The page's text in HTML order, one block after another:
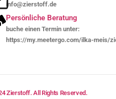
info@zierstoff.de
Persönliche Beratung
buche einen Termin unter:
https://my.meetergo.com/ilka-meis/
Zierstoff. All Rights Reserved.